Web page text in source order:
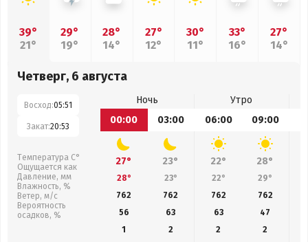
39°
21°
29°
19°
28°
14°
27°
12°
30°
11°
33°
16°
27°
14°
Четверг, 6 августа
Восход:05:51
Закат:20:53
Температура С°
Ощущается как
Давление, мм
Влажность, %
Ветер, м/с
Вероятность
осадков, %
Ночь
Утро
00:00
03:00 06:00 09:00
27° 23° 22° 28°
28° 23° 22° 29°
762
762 762 762
56
63 63 47
1
2 2
2